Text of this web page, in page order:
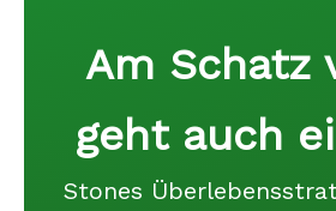
Am Schatz
geht auch
Stones